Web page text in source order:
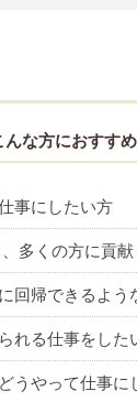
んな方におすす
事にしたい方
多くの方に貢
回帰できるよう
れる仕事をした
うやって仕事